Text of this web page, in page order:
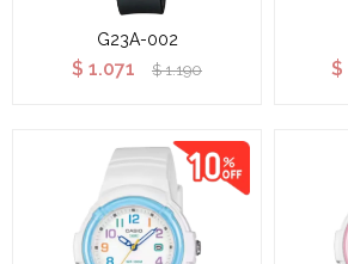
G23A-002
$ 1.071 $ 1.190 $